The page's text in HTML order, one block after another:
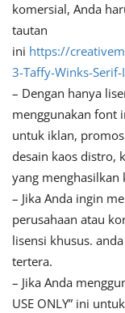
komersial, Anda
tautan
ini https://
3-Taffy-Winks-
– Dengan hanya
menggunakan font
untuk iklan,
desain kaos distro,
yang menghasilkan
– Jika Anda ingin
perusahaan atau
lisensi khusus.
tertera.
– Jika Anda
USE ONLY” ini